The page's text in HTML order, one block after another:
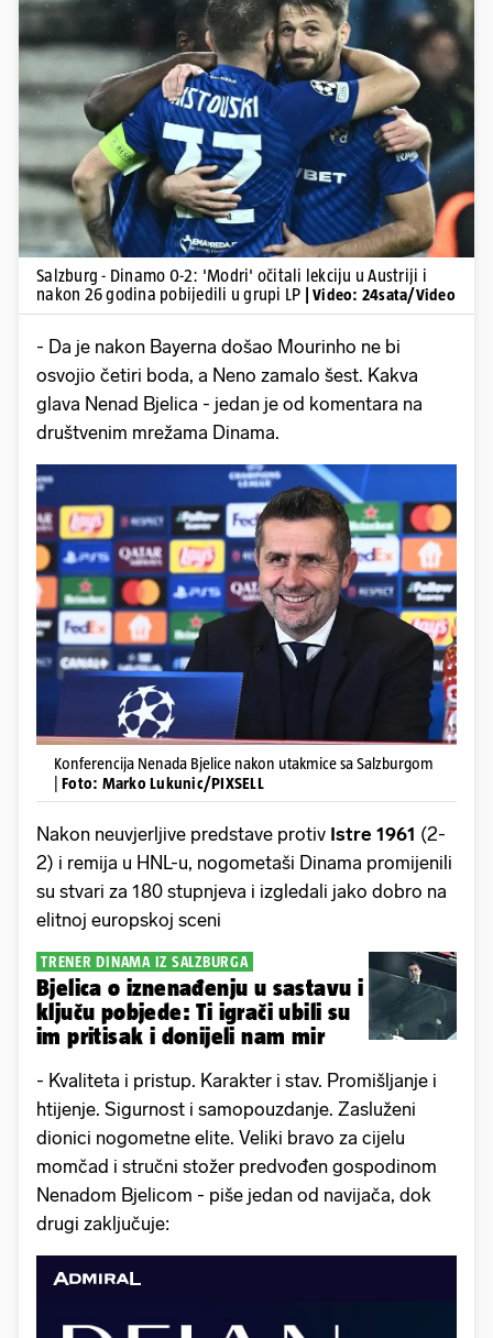
Pokretanje videa...
Salzburg - Dinamo 0-2: 'Modri' očitali lekciju u Austriji i
nakon 26 godina pobijedili u grupi LP
| Video: 24sata/Video
- Da je nakon Bayerna došao Mourinho ne bi
osvojio četiri boda, a Neno zamalo šest. Kakva
glava Nenad Bjelica - jedan je od komentara na
društvenim mrežama Dinama.
Konferencija Nenada Bjelice nakon utakmice sa Salzburgom
Foto: Marko Lukunic/PIXSELL
Nakon neuvjerljive predstave protiv Istre 1961 (2-
2) i remija u HNL-u, nogometaši Dinama promijenili
su stvari za 180 stupnjeva i izgledali jako dobro na
elitnoj europskoj sceni
TRENER DINAMA IZ SALZBURGA
Bjelica o iznenađenju u sastavu i
ključu pobjede: Ti igrači ubili su
im pritisak i donijeli nam mir
- Kvaliteta i pristup. Karakter i stav. Promišljanje i
htijenje. Sigurnost i samopouzdanje. Zasluženi
dionici nogometne elite. Veliki bravo za cijelu
momčad i stručni stožer predvođen gospodinom
Nenadom Bjelicom - piše jedan od navijača, dok
drugi zaključuje: